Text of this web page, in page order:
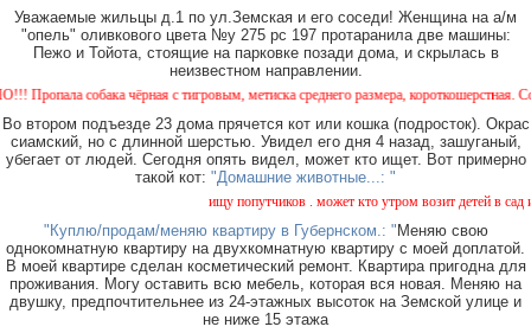
Уважаемые жильцы д.1 по ул.Земская и его соседи! Женщина на а/м
"опель" оливкового цвета №у 275 рс 197 протаранила две машины:
Пежо и Тойота, стоящие на парковке позади дома, и скрылась в
неизвестном направлении.
собака чёрная с тигровым, метиска среднего размера, короткошерстная. Собака
Во втором подъезде 23 дома прячется кот или кошка (подросток). Окрас
сиамский, но с длинной шерстью. Увидел его дня 4 назад, зашуганый,
убегает от людей. Сегодня опять видел, может кто ищет. Вот примерно
такой кот: "Домашние животные...: "
ищу попутчиков . может кто утром возит детей в сад
"Куплю/продам/меняю квартиру в Губернском.: " Меняю свою
однокомнатную квартиру на двухкомнатную квартиру с моей доплатой.
В моей квартире сделан косметический ремонт. Квартира пригодна для
проживания. Могу оставить всю мебель, которая вся новая. Меняю на
двушку, предпочтительнее из 24-этажных высоток на Земской улице и
не ниже 15 этажа